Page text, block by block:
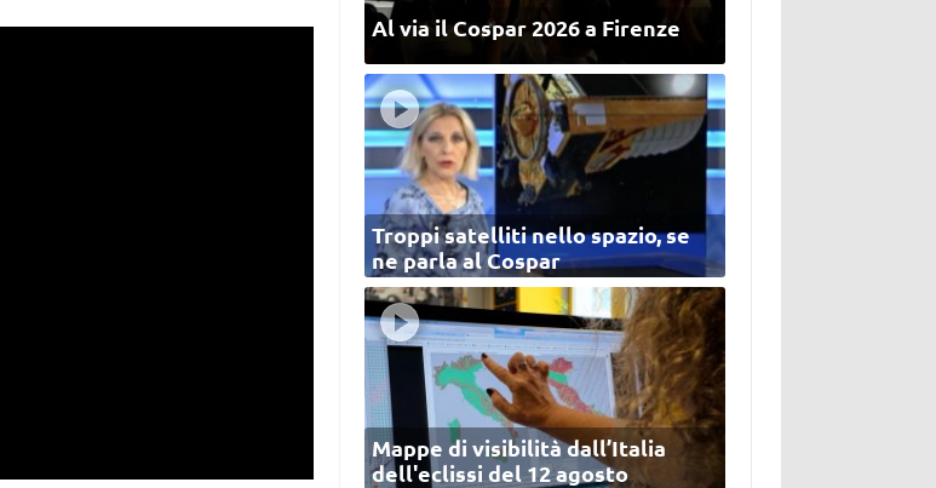
Al via il Cospar 2026 a Firenze
Troppi satelliti nello spazio, se
ne parla al Cospar
Mappe di visibilità dall’Italia
dell'eclissi del 12 agosto